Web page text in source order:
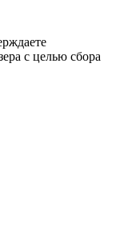
с целью сбора